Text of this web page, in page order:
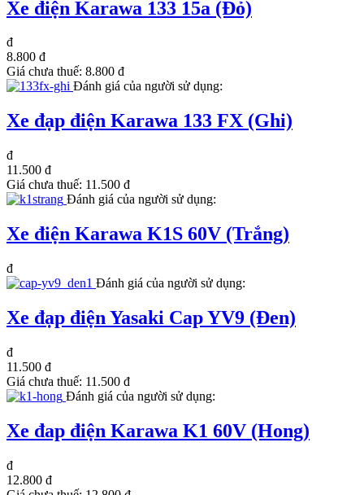
Xe điện Karawa 133 15a (Đỏ)
đ
8.800 đ
Giá chưa thuế: 8.800 đ
Đánh giá của người sử dụng:
Xe đạp điện Karawa 133 FX (Ghi)
đ
11.500 đ
Giá chưa thuế: 11.500 đ
Đánh giá của người sử dụng:
Xe điện Karawa K1S 60V (Trắng)
đ
Đánh giá của người sử dụng:
Xe đạp điện Yasaki Cap YV9 (Đen)
đ
11.500 đ
Giá chưa thuế: 11.500 đ
Đánh giá của người sử dụng:
Xe đap điện Karawa K1 60V (Hong)
đ
12.800 đ